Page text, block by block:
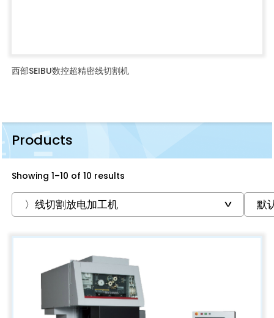
西部SEIBU数控超精密线切割机
Products
Showing 1–10 of 10 results